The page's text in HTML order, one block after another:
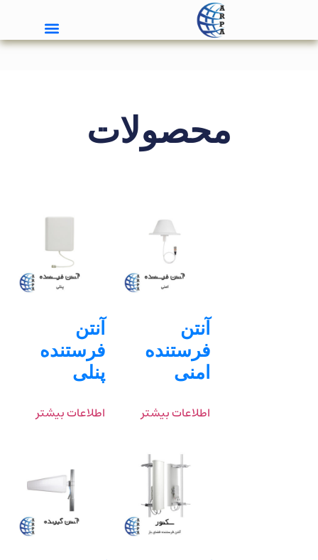
محصولات
آنتن
فرستنده
امنی
اطلاعات بیشتر
آنتن
فرستنده
پنلی
اطلاعات بیشتر